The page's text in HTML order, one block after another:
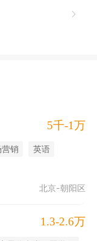
5千-1万
销 英语
北京-朝阳区
1.3-2.6万